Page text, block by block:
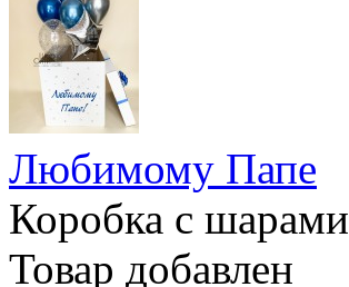
Любимому Папе
Коробка с шарами
Товар добавлен